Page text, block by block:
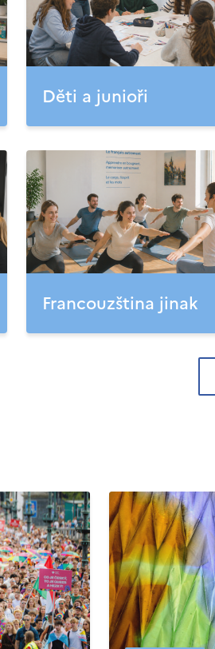
Děti a junioři
Francouzština jinak